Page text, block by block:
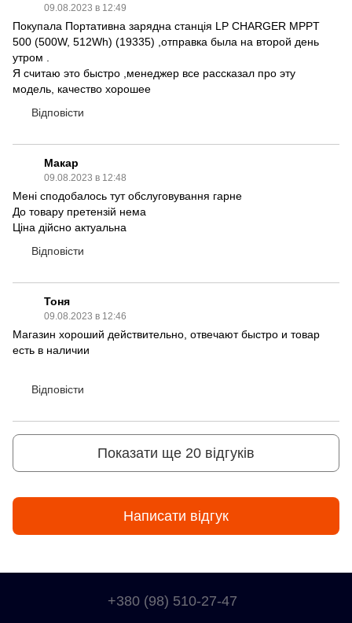
09.08.2023 в 12:49
Покупала Портативна зарядна станція LP CHARGER MPPT
500 (500W, 512Wh) (19335) ,отправка была на второй день
утром .
Я считаю это быстро ,менеджер все рассказал про эту
модель, качество хорошее
Відповісти
Макар
09.08.2023 в 12:48
Мені сподобалось тут обслуговування гарне
До товару претензій нема
Ціна дійсно актуальна
Відповісти
Тоня
09.08.2023 в 12:46
Магазин хороший действительно, отвечают быстро и товар
есть в наличии
Відповісти
Показати ще 20 відгуків
Написати відгук
+380 (98) 510-27-47